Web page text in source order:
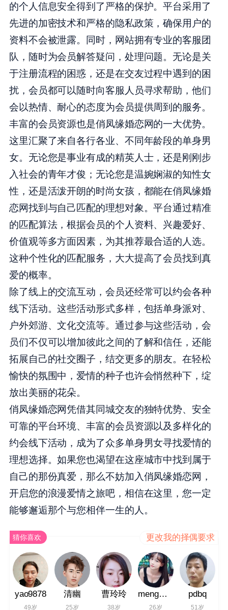
的个人信息安全得到了严格的保护。平台采用了
先进的加密技术和严格的隐私政策，确保用户的
资料不会被泄露。同时，网站拥有专业的客服团
队，随时为会员解答疑问，处理问题。无论是关
于注册流程的困惑，还是在交友过程中遇到的困
扰，会员都可以随时向客服人员寻求帮助，他们
会以热情、耐心的态度为会员提供周到的服务。
丰富的会员资源也是俏凤缘婚恋网的一大优势。
这里汇聚了来自各行各业、不同年龄段的单身男
女。无论您是事业有成的精英人士，还是刚刚步
入社会的青年才俊；无论您是温婉娴淑的知性女
性，还是活泼开朗的时尚女孩，都能在俏凤缘婚
恋网找到与自己匹配的理想对象。平台通过精准
的匹配算法，根据会员的个人资料、兴趣爱好、
价值观等多方面因素，为其推荐最合适的人选。
这种个性化的匹配服务，大大提高了会员找到真
爱的概率。
除了线上的交流互动，会员还经常可以约会各种
线下活动。这些活动形式多样，包括单身派对、
户外郊游、文化交流等。通过参与这些活动，会
员们不仅可以增加彼此之间的了解和信任，还能
拓展自己的社交圈子，结交更多的朋友。在轻松
愉快的氛围中，爱情的种子也许会悄然种下，绽
放出美丽的花朵。
俏凤缘婚恋网凭借其同城交友的独特优势、安全
可靠的平台环境、丰富的会员资源以及多样化的
约会线下活动，成为了众多单身男女寻找爱情的
理想选择。如果您也渴望在这座城市中找到属于
自己的那份真爱，那么不妨加入俏凤缘婚恋网，
开启您的浪漫爱情之旅吧，相信在这里，您一定
能够邂逅那个与您相伴一生的人。
猜你喜欢 更改我的择偶要求
yao9878
49岁
清幽
25岁
曹玲玲
38岁
mengmeng
26岁
pdbq
51岁